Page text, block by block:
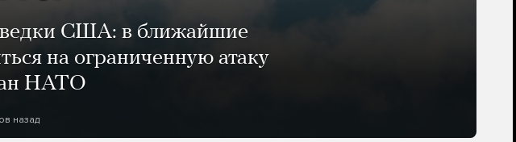
США: в ближайшие
на ограниченную атаку
НАТО
назад